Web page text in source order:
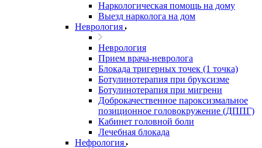
Наркологическая помощь на дому
Выезд нарколога на дом
Неврология
Неврология
Прием врача-невролога
Блокада тригерных точек (1 точка)
Ботулинотерапия при бруксизме
Ботулинотерапия при мигрени
Доброкачественное пароксизмальное
позиционное головокружение (ДППГ)
Кабинет головной боли
Лечебная блокада
Нефрология